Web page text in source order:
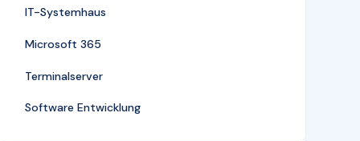
IT-Systemhaus
Microsoft 365
Terminalserver
Software Entwicklung